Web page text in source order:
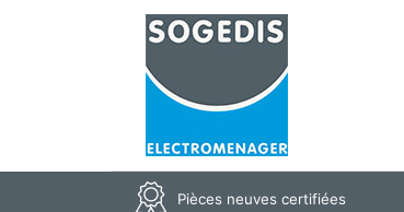
Pièces neuves certifiées